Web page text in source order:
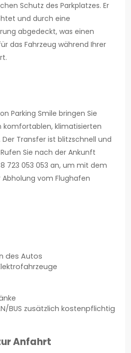
Schutz des Parkplatzes. Er
und durch eine
abgedeckt, was einen
das Fahrzeug während Ihrer
Parking Smile bringen Sie
komfortablen, klimatisierten
Der Transfer ist blitzschnell und
Sie nach der Ankunft
723 053 053 an, um mit dem
vom Flughafen
des Autos
BUS zusätzlich kostenpflichtig
Anfahrt